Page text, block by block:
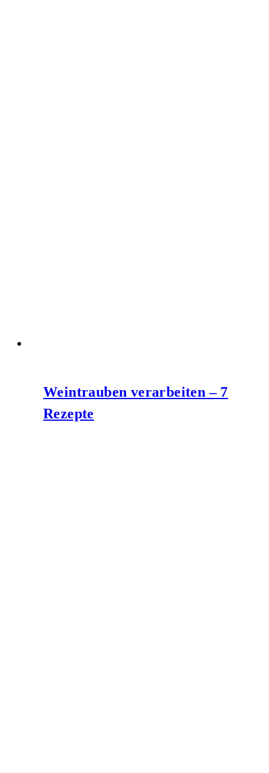
Weintrauben verarbeiten – 7
Rezepte